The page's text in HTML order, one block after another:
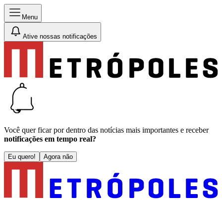
Menu
Ative nossas notificações
Você quer ficar por dentro das notícias mais importantes e receber
notificações em tempo real?
Eu quero! Agora não